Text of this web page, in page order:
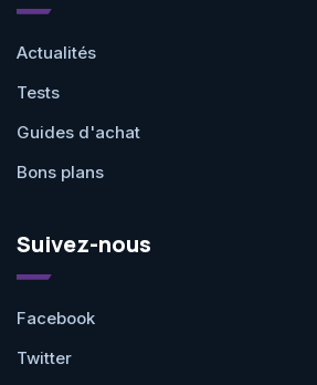
Actualités
Tests
Guides d'achat
Bons plans
Suivez-nous
Facebook
Twitter